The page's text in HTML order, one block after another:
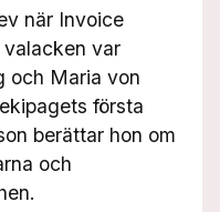
när Invoice
var
och Maria von
första
berättar hon om
och